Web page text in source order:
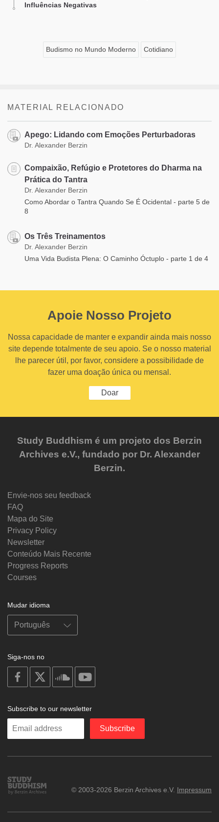
Influências Negativas
Budismo no Mundo Moderno Cotidiano
MATERIAL RELACIONADO
Apego: Lidando com Emoções Perturbadoras
Dr. Alexander Berzin
Compaixão, Refúgio e Protetores do Dharma na
Prática do Tantra
Dr. Alexander Berzin
Como Abordar o Tantra Quando Se É Ocidental - parte 5 de
8
Os Três Treinamentos
Dr. Alexander Berzin
Uma Vida Budista Plena: O Caminho Óctuplo - parte 1 de 4
Apoie Nosso Projeto
Nossa capacidade de manter e expandir ainda mais nosso
site depende totalmente de seu apoio. Se o nosso material
lhe parecer útil, por favor, considere a possibilidade de
fazer uma doação única ou mensal.
Doar
Study Buddhism é um projeto dos Berzin
Archives e.V., fundado por Dr. Alexander
Berzin.
Envie-nos seu feedback
FAQ
Mapa do Site
Privacy Policy
Newsletter
Conteúdo Mais Recente
Progress Reports
Courses
Mudar idioma
Siga-nos no
on
facebook
soundcloud
Subscribe to our newsletter
Enter
Subscribe
Study
Buddhism
© 2003-2026 Berzin Archives e.V. Impressum